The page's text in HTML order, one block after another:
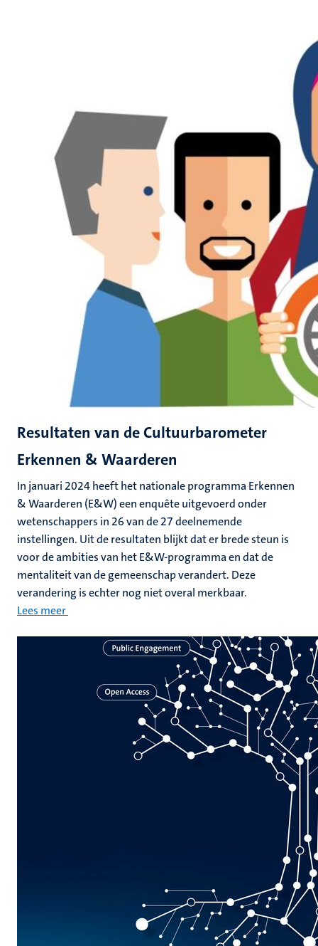
Resultaten van de Cultuurbarometer
Erkennen & Waarderen
In januari 2024 heeft het nationale programma Erkennen
& Waarderen (E&W) een enquête uitgevoerd onder
wetenschappers in 26 van de 27 deelnemende
instellingen. Uit de resultaten blijkt dat er brede steun is
voor de ambities van het E&W-programma en dat de
mentaliteit van de gemeenschap verandert. Deze
verandering is echter nog niet overal merkbaar.
Lees meer